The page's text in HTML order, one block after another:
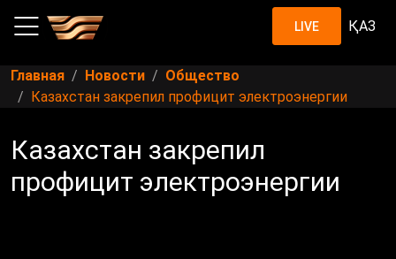
LIVE ҚАЗ
Главная Новости
Общество
Казахстан закрепил профицит электроэнергии
Казахстан закрепил
профицит электроэнергии